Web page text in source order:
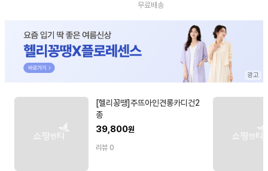
무료배송
[헬리꽁땡]주뜨아인견롱카디건2
종
39,800원
리뷰 0